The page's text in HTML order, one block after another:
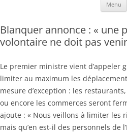
Menu
Blanquer annonce : « une
volontaire ne doit pas
Le premier ministre vient d’appeler
limiter au maximum les
mesure d’exception : les
ou encore les commerces seront
ajoute : « Nous veillons à limiter les
mais qu’en est-il des personnels de